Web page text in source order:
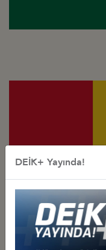
DEİK+ Yayında!